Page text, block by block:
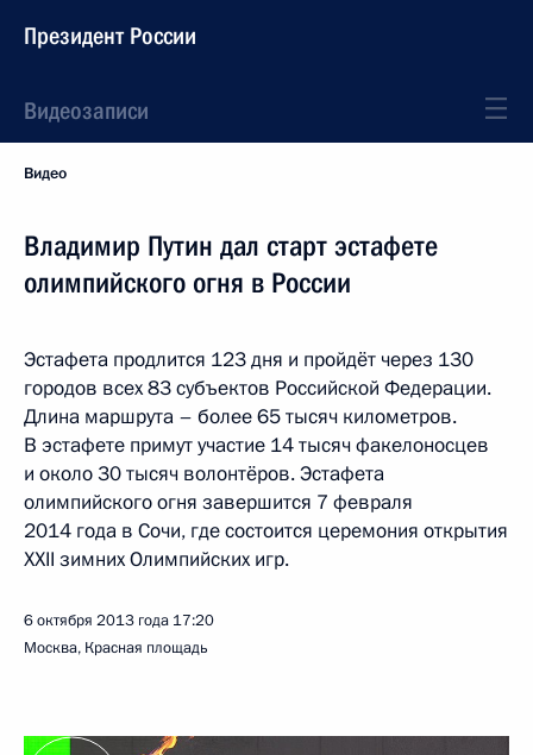
Президент России
Видеозаписи
Видео
Владимир Путин дал старт эстафете
олимпийского огня в России
Эстафета продлится 123 дня и пройдёт через 130
городов всех 83 субъектов Российской Федерации.
Длина маршрута – более 65 тысяч километров.
В эстафете примут участие 14 тысяч факелоносцев
и около 30 тысяч волонтёров. Эстафета
олимпийского огня завершится 7 февраля
2014 года в Сочи, где состоится церемония открытия
XXII зимних Олимпийских игр.
6 октября 2013 года 17:20
Москва, Красная площадь